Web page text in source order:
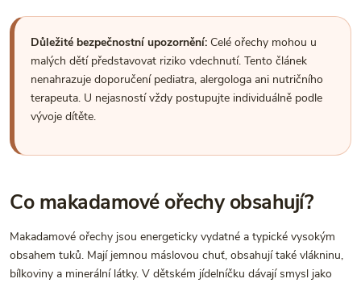
Důležité bezpečnostní upozornění: Celé ořechy mohou u
malých dětí představovat riziko vdechnutí. Tento článek
nenahrazuje doporučení pediatra, alergologa ani nutričního
terapeuta. U nejasností vždy postupujte individuálně podle
vývoje dítěte.
Co makadamové ořechy obsahují?
Makadamové ořechy jsou energeticky vydatné a typické vysokým
obsahem tuků. Mají jemnou máslovou chuť, obsahují také vlákninu,
bílkoviny a minerální látky. V dětském jídelníčku dávají smysl jako